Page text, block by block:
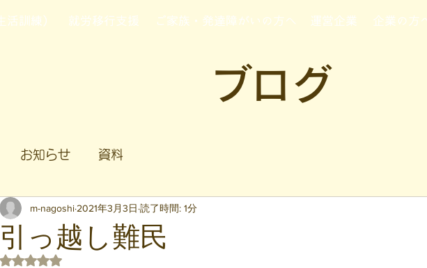
活訓練) 就労移行支援 ご家族・発達障がいの方へ 運営企業 企業の方
ブログ
お知らせ 資料
引っ越し難民
m-nagoshi 2021年3月3日 読了時間: 1分
5つ星のうちNaNと評価されています。